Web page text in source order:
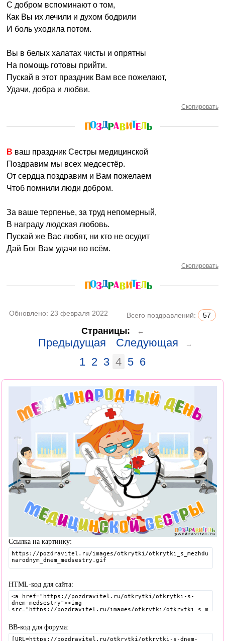
С добром вспоминают о том,
Как Вы их лечили и духом бодрили
И боль уходила потом.
Вы в белых халатах чисты и опрятны
На помощь готовы прийти.
Пускай в этот праздник Вам все пожелают,
Удачи, добра и любви.
Скопировать
В ваш праздник Сестры медицинской
Поздравим мы всех медсестёр.
От сердца поздравим и Вам пожелаем
Чтоб помнили люди добром.
За ваше терпенье, за труд непомерный,
В награду людская любовь.
Пускай же Вас любят, ни кто не осудит
Дай Бог Вам удачи во всём.
Скопировать
Обновлено: 23 февраля 2022 Всего поздравлений: 57
Страницы: ←
Предыдущая Следующая →
1 2 3 4 5 6
Ссылка на картинку:
HTML-код для сайта:
BB-код для форума: